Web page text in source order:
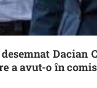
Dacian
a avut-o în